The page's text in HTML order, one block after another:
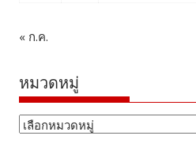
« ก.ค.
หมวดหมู่
หมวด